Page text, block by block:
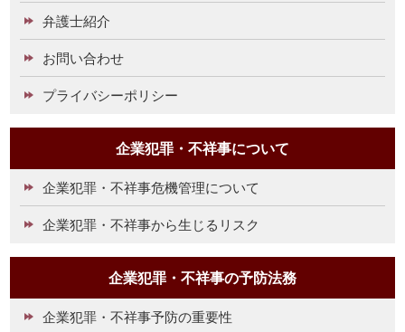
弁護士紹介
お問い合わせ
プライバシーポリシー
企業犯罪・不祥事について
企業犯罪・不祥事危機管理について
企業犯罪・不祥事から生じるリスク
企業犯罪・不祥事の予防法務
企業犯罪・不祥事予防の重要性